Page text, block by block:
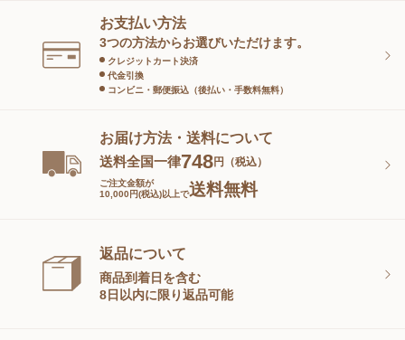
スキンケアグッズ
お支払い方法
3つの方法からお選びいただけます。
クレジットカート決済
代金引換
コンビニ・郵便振込（後払い・手数料無料）
お届け方法・送料について
送料全国一律748円（税込）
ご注文金額が
10,000円(税込)以上で送料無料
返品について
商品到着日を含む
8日以内に限り返品可能